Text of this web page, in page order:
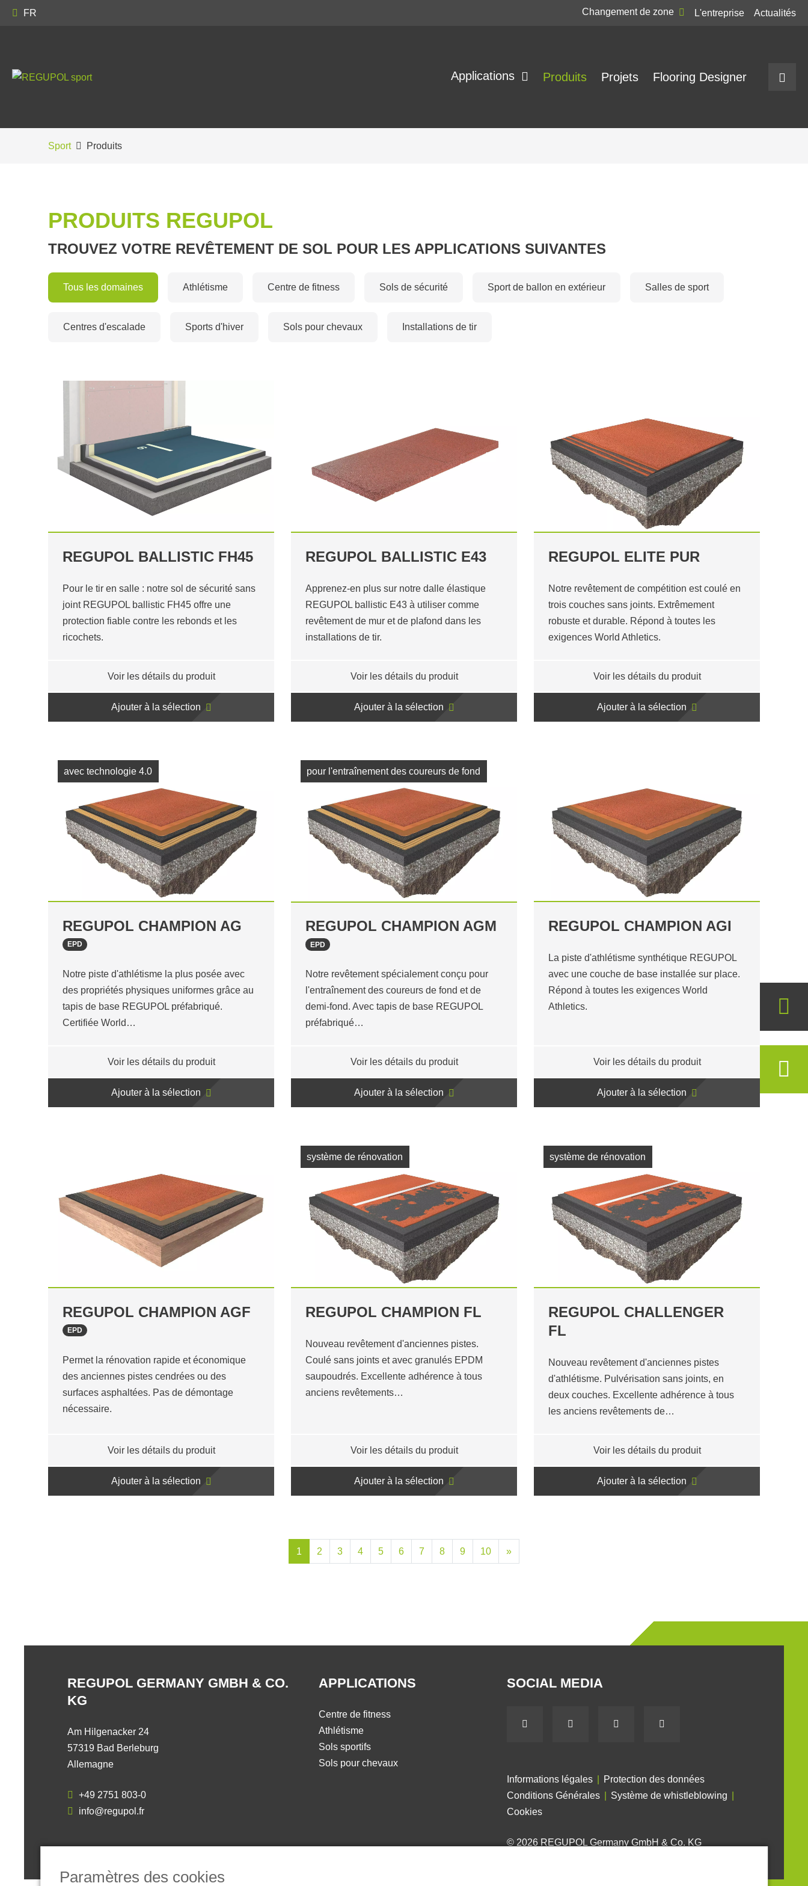
FR Changement de zone L'entreprise Actualités
Applications Produits Projets Flooring Designer
Sport Produits
PRODUITS REGUPOL
TROUVEZ VOTRE REVÊTEMENT DE SOL POUR LES APPLICATIONS SUIVANTES
Tous les domaines Athlétisme Centre de fitness Sols de sécurité Sport de ballon en extérieur Salles de sport
Centres d'escalade Sports d'hiver Sols pour chevaux Installations de tir
REGUPOL BALLISTIC FH45
Pour le tir en salle : notre sol de sécurité sans
joint REGUPOL ballistic FH45 offre une
protection fiable contre les rebonds et les
ricochets.
Voir les détails du produit
Ajouter à la sélection
REGUPOL BALLISTIC E43
Apprenez-en plus sur notre dalle élastique
REGUPOL ballistic E43 à utiliser comme
revêtement de mur et de plafond dans les
installations de tir.
Voir les détails du produit
Ajouter à la sélection
REGUPOL ELITE PUR
Notre revêtement de compétition est coulé en
trois couches sans joints. Extrêmement
robuste et durable. Répond à toutes les
exigences World Athletics.
Voir les détails du produit
Ajouter à la sélection
avec technologie 4.0
REGUPOL CHAMPION AG
EPD
Notre piste d'athlétisme la plus posée avec
des propriétés physiques uniformes grâce au
tapis de base REGUPOL préfabriqué.
Certifiée World…
Voir les détails du produit
Ajouter à la sélection
pour l'entraînement des coureurs de fond
REGUPOL CHAMPION AGM
EPD
Notre revêtement spécialement conçu pour
l'entraînement des coureurs de fond et de
demi-fond. Avec tapis de base REGUPOL
préfabriqué…
Voir les détails du produit
Ajouter à la sélection
REGUPOL CHAMPION AGI
La piste d'athlétisme synthétique REGUPOL
avec une couche de base installée sur place.
Répond à toutes les exigences World
Athletics.
Voir les détails du produit
Ajouter à la sélection
REGUPOL CHAMPION AGF
EPD
Permet la rénovation rapide et économique
des anciennes pistes cendrées ou des
surfaces asphaltées. Pas de démontage
nécessaire.
Voir les détails du produit
Ajouter à la sélection
système de rénovation
REGUPOL CHAMPION FL
Nouveau revêtement d'anciennes pistes.
Coulé sans joints et avec granulés EPDM
saupoudrés. Excellente adhérence à tous
anciens revêtements…
Voir les détails du produit
Ajouter à la sélection
système de rénovation
REGUPOL CHALLENGER
FL
Nouveau revêtement d'anciennes pistes
d'athlétisme. Pulvérisation sans joints, en
deux couches. Excellente adhérence à tous
les anciens revêtements de…
Voir les détails du produit
Ajouter à la sélection
1 2 3 4 5 6 7 8 9 10 »
REGUPOL GERMANY GMBH & CO.
KG
Am Hilgenacker 24
57319 Bad Berleburg
Allemagne
+49 2751 803-0
info@regupol.fr
APPLICATIONS
Centre de fitness
Athlétisme
Sols sportifs
Sols pour chevaux
SOCIAL MEDIA
Informations légales
Protection des données
Conditions Générales
Système de whistleblowing
Cookies
© 2026 REGUPOL Germany GmbH & Co. KG
Paramètres des cookies